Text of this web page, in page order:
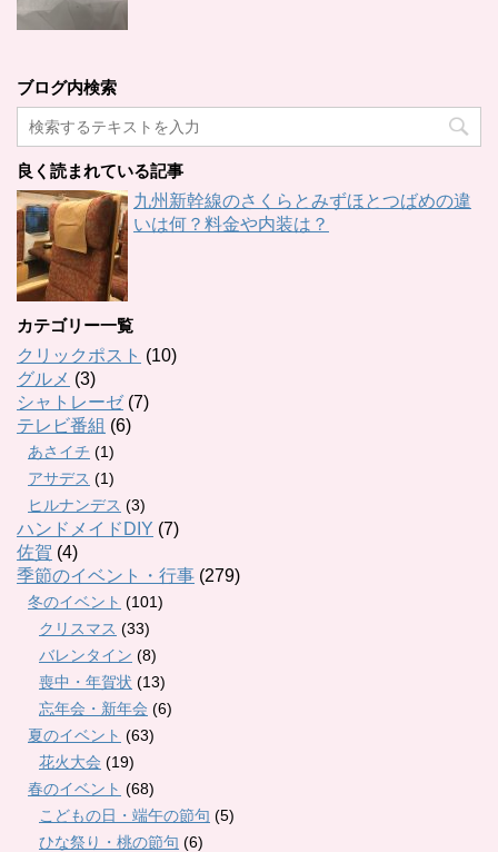
ブログ内検索
良く読まれている記事
九州新幹線のさくらとみずほとつばめの違
いは何？料金や内装は？
カテゴリー一覧
クリックポスト (10)
グルメ (3)
シャトレーゼ(7)
テレビ番組 (6)
あさイチ (1)
アサデス (1)
ヒルナンデス (3)
ハンドメイドDIY (7)
佐賀 (4)
季節のイベント・行事 (279)
冬のイベント (101)
クリスマス (33)
バレンタイン (8)
喪中・年賀状 (13)
忘年会・新年会 (6)
夏のイベント (63)
花火大会 (19)
春のイベント (68)
こどもの日・端午の節句 (5)
ひな祭り・桃の節句 (6)